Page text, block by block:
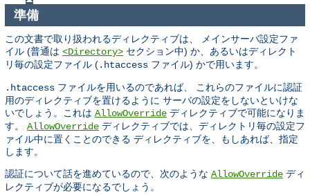
準備
この文書で取り扱われるディレクティブは、 メインサーバ設定ファ
イル (普通は <Directory> セクション中) か、あるいはディレクト
リ毎の設定ファイル (.htaccess ファイル) かで用います。
.htaccess ファイルを用いるのであれば、 これらのファイルに認証
用のディレクティブを置けるように サーバの設定をしないといけな
いでしょう。これは AllowOverride ディレクティブで可能になりま
す。 AllowOverride ディレクティブでは、ディレクトリ毎の設定フ
ァイル中に置くことのできる ディレクティブを、もしあれば、指定
します。
認証について話を進めているので、次のような AllowOverride ディ
レクティブが必要になるでしょう。